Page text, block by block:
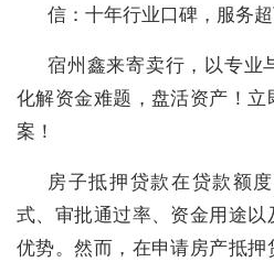
信：十年行业口碑，服务超
宿州鑫来寄卖行，以专业
化解资金难题，盘活资产！
案！
房子抵押贷款在贷款额
式、审批通过率、资金用途
优势。然而，在申请房产抵